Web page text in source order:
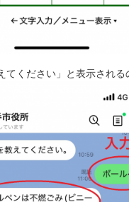
てください」と表示され